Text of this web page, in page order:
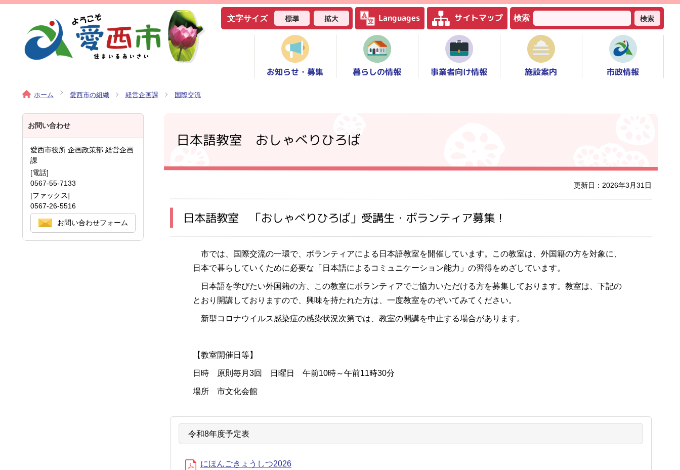
文字サイズ 標準 拡大 Languages サイトマップ 検索 検索
お知らせ・募集 暮らしの情報 事業者向け情報 施設案内 市政情報
ホーム 愛西市の組織 経営企画課 国際交流
日本語教室 おしゃべりひろば
更新日：2026年3月31日
日本語教室 「おしゃべりひろば」受講生・ボランティア募集！
市では、国際交流の一環で、ボランティアによる日本語教室を開催しています。この教室は、外国籍の方を対象に、
日本で暮らしていくために必要な「日本語によるコミュニケーション能力」の習得をめざしています。
日本語を学びたい外国籍の方、この教室にボランティアでご協力いただける方を募集しております。教室は、下記の
とおり開講しておりますので、興味を持たれた方は、一度教室をのぞいてみてください。
新型コロナウイルス感染症の感染状況次第では、教室の開講を中止する場合があります。
【教室開催日等】
日時 原則毎月3回 日曜日 午前10時～午前11時30分
場所 市文化会館
令和8年度予定表
にほんごきょうしつ2026
お問い合わせ
愛西市役所 企画政策部 経営企画
課
[電話]
0567-55-7133
[ファックス]
0567-26-5516
お問い合わせフォーム